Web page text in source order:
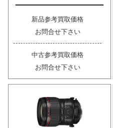
新品参考買取価格
お問合せ下さい
中古参考買取価格
お問合せ下さい